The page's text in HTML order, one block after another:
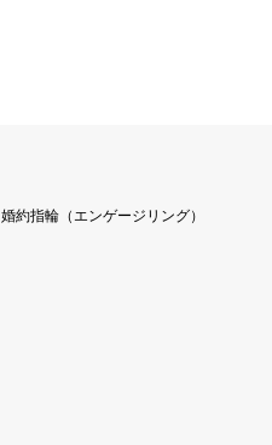
婚約指輪（エンゲージリング）